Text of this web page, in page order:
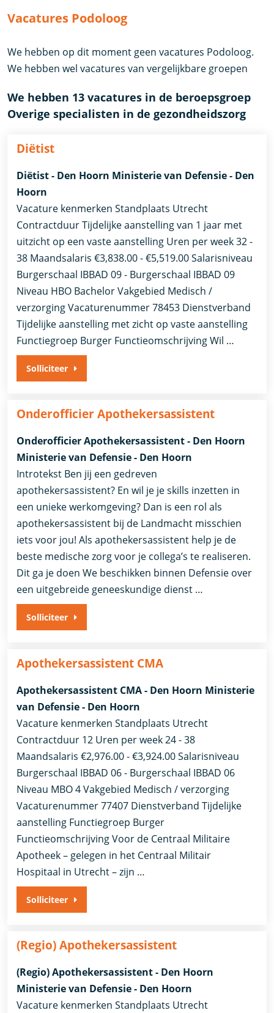
Vacatures Podoloog
We hebben op dit moment geen vacatures Podoloog.
We hebben wel vacatures van vergelijkbare groepen
We hebben 13 vacatures in de beroepsgroep
Overige specialisten in de gezondheidszorg
Diëtist
Diëtist - Den Hoorn Ministerie van Defensie - Den
Hoorn
Vacature kenmerken Standplaats Utrecht
Contractduur Tijdelijke aanstelling van 1 jaar met
uitzicht op een vaste aanstelling Uren per week 32 -
38 Maandsalaris €3,838.00 - €5,519.00 Salarisniveau
Burgerschaal IBBAD 09 - Burgerschaal IBBAD 09
Niveau HBO Bachelor Vakgebied Medisch /
verzorging Vacaturenummer 78453 Dienstverband
Tijdelijke aanstelling met zicht op vaste aanstelling​​
Functiegroep Burger​ Functieomschrijving Wil …
Solliciteer
Onderofficier Apothekersassistent
Onderofficier Apothekersassistent - Den Hoorn
Ministerie van Defensie - Den Hoorn
Introtekst Ben jij een gedreven
apothekersassistent? En wil je je skills inzetten in
een unieke werkomgeving? Dan is een rol als
apothekersassistent bij de Landmacht misschien
iets voor jou! Als apothekersassistent help je de
beste medische zorg voor je collega’s te realiseren.
Dit ga je doen We beschikken binnen Defensie over
een uitgebreide geneeskundige dienst …
Solliciteer
Apothekersassistent CMA
Apothekersassistent CMA - Den Hoorn Ministerie
van Defensie - Den Hoorn
Vacature kenmerken Standplaats Utrecht
Contractduur 12 Uren per week 24 - 38
Maandsalaris €2,976.00 - €3,924.00 Salarisniveau
Burgerschaal IBBAD 06 - Burgerschaal IBBAD 06
Niveau MBO 4 Vakgebied Medisch / verzorging
Vacaturenummer 77407 Dienstverband Tijdelijke
aanstelling​​ Functiegroep Burger​
Functieomschrijving Voor de Centraal Militaire
Apotheek – gelegen in het Centraal Militair
Hospitaal in Utrecht – zijn …
Solliciteer
(Regio) Apothekersassistent
(Regio) Apothekersassistent - Den Hoorn
Ministerie van Defensie - Den Hoorn
Vacature kenmerken Standplaats Utrecht